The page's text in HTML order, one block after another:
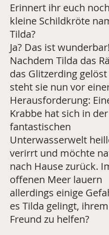
Erinnert ihr euch
kleine Schildkröte
Tilda?
Ja? Das ist wunderbar!
Nachdem Tilda das
das Glitzerding
steht sie nun vor
Herausforderung:
Krabbe hat sich in der
fantastischen
Unterwasserwelt
verirrt und möchte
nach Hause zurück.
offenen Meer lauern
allerdings einige
es Tilda gelingt,
Freund zu helfen?